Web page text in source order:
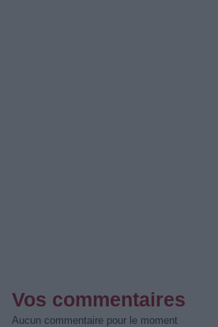
Vos commentaires
Aucun commentaire pour le moment